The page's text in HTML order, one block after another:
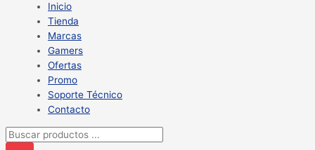
Inicio
Tienda
Marcas
Gamers
Ofertas
Promo
Soporte Técnico
Contacto
Búsqueda